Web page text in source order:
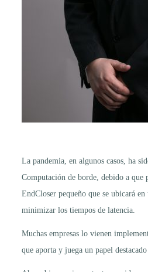
La pandemia, en algunos casos, ha
Computación de borde, debido a que
EndCloser pequeño que se ubicará
minimizar los tiempos de latencia.
Muchas empresas lo vienen
que aporta y juega un papel